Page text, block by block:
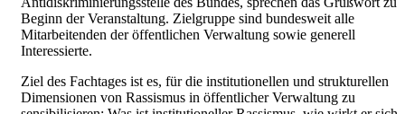
Beginn der Veranstaltung. Zielgruppe sind bundesweit alle
Mitarbeitenden der öffentlichen Verwaltung sowie generell
Interessierte.
Ziel des Fachtages ist es, für die institutionellen und strukturellen
Dimensionen von Rassismus in öffentlicher Verwaltung zu